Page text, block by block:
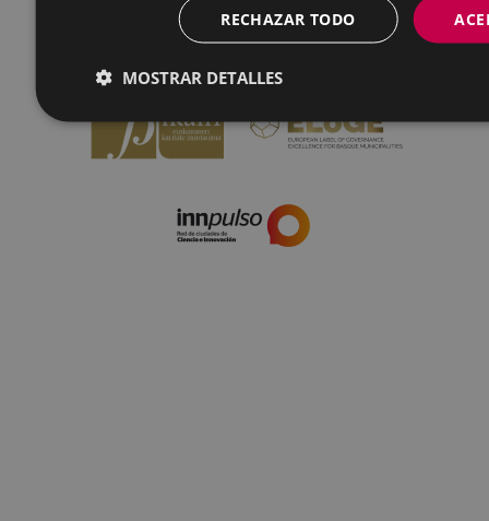
kultura@eibar.eus pegora@eibar.eus
IFZ: P2003100A | DIR3 L01200300
RECHAZAR TODO
MOSTRAR DETALLES